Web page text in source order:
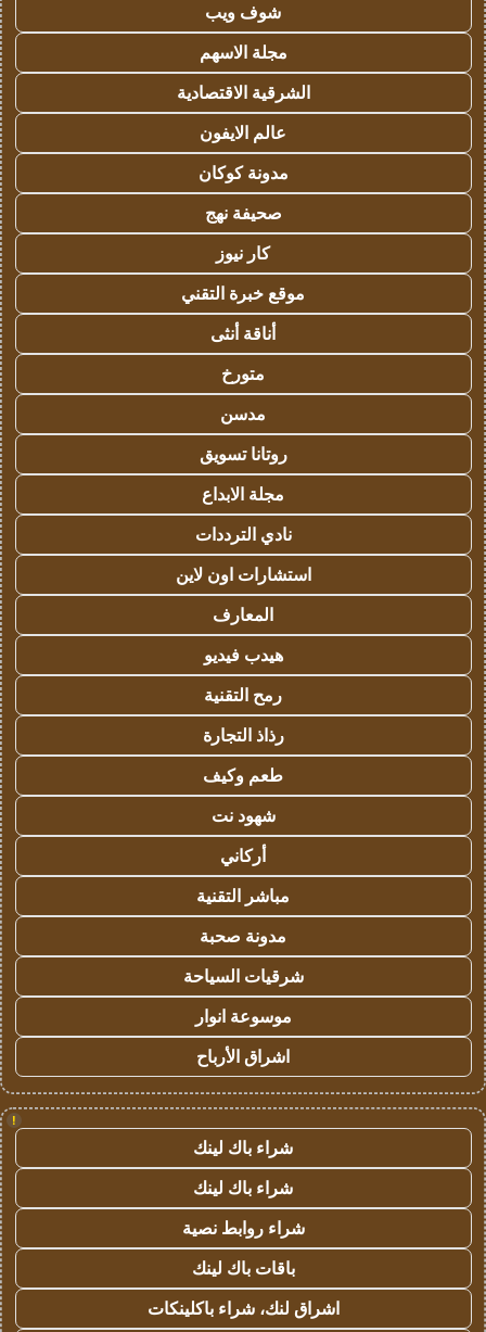
شوف ويب
مجلة الاسهم
الشرقية الاقتصادية
عالم الايفون
مدونة كوكان
صحيفة نهج
كار نيوز
موقع خبرة التقني
أناقة أنثى
متورخ
مدسن
روتانا تسويق
مجلة الابداع
نادي الترددات
استشارات اون لاين
المعارف
هيدب فيديو
رمح التقنية
رذاذ التجارة
طعم وكيف
شهود نت
أركاني
مباشر التقنية
مدونة صحبة
شرقيات السياحة
موسوعة انوار
اشراق الأرباح
!
شراء باك لينك
شراء باك لينك
شراء روابط نصية
باقات باك لينك
اشراق لنك، شراء باكلينكات